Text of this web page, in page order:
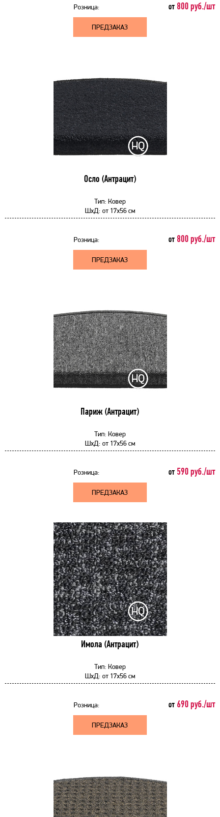
Розница: от 800 руб./шт
ПРЕДЗАКАЗ
Осло (Антрацит)
Тип: Ковер
ШхД: от 17x56 см
Розница: от 800 руб./шт
ПРЕДЗАКАЗ
Париж (Антрацит)
Тип: Ковер
ШхД: от 17x56 см
Розница: от 590 руб./шт
ПРЕДЗАКАЗ
Имола (Антрацит)
Тип: Ковер
ШхД: от 17x56 см
Розница: от 690 руб./шт
ПРЕДЗАКАЗ